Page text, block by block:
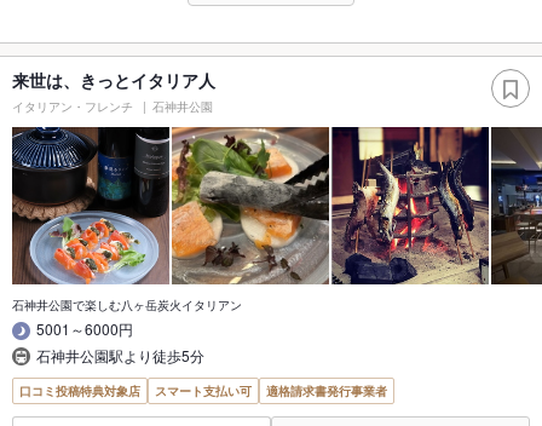
来世は、きっとイタリア人
イタリアン・フレンチ 石神井公園
石神井公園で楽しむ八ヶ岳炭火イタリアン
5001～6000円
石神井公園駅より徒歩5分
口コミ投稿特典対象店 スマート支払い可 適格請求書発行事業者